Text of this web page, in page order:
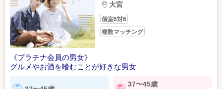
大宮
個室6対6
複数マッチング
《プラチナ会員の男女》
グルメやお酒を嗜むことが好きな男女
37〜45歳